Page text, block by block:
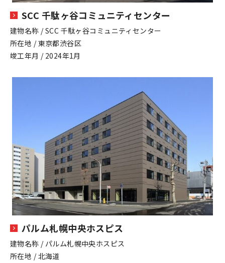
SCC 千駄ヶ谷コミュニティセンター
建物名称 / SCC 千駄ヶ谷コミュニティセンター
所在地 / 東京都渋谷区
竣工年月 / 2024年1月
パルム札幌中央ホスピス
建物名称 / パルム札幌中央ホスピス
所在地 / 北海道